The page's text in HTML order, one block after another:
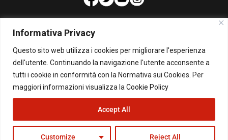
Informativa Privacy
Questo sito web utilizza i cookies per migliorare l'esperienza
dell'utente. Continuando la navigazione l'utente acconsente a
tutti i cookie in conformità con la Normativa sui Cookies. Per
maggiori informazioni visualizza la Cookie Policy
Customize Reject All
Accept All
PUBBLICITA'
Per la tua pubblicità su questo Blog:
pubblicita@beppegrillo.it
© Copyright 2026 - Il Blog di Beppe Grillo. All Rights Reserved - Powered by
happygrafic.com